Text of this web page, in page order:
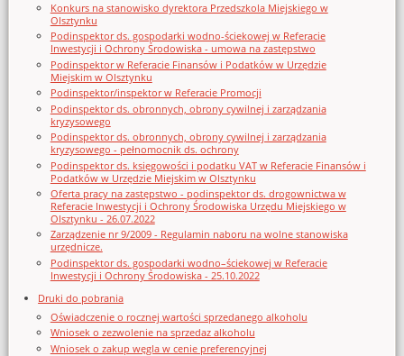
Konkurs na stanowisko dyrektora Przedszkola Miejskiego w
Olsztynku
Podinspektor ds. gospodarki wodno-ściekowej w Referacie
Inwestycji i Ochrony Środowiska - umowa na zastępstwo
Podinspektor w Referacie Finansów i Podatków w Urzędzie
Miejskim w Olsztynku
Podinspektor/inspektor w Referacie Promocji
Podinspektor ds. obronnych, obrony cywilnej i zarządzania
kryzysowego
Podinspektor ds. obronnych, obrony cywilnej i zarządzania
kryzysowego - pełnomocnik ds. ochrony
Podinspektor ds. księgowości i podatku VAT w Referacie Finansów i
Podatków w Urzędzie Miejskim w Olsztynku
Oferta pracy na zastępstwo - podinspektor ds. drogownictwa w
Referacie Inwestycji i Ochrony Środowiska Urzędu Miejskiego w
Olsztynku - 26.07.2022
Zarządzenie nr 9/2009 - Regulamin naboru na wolne stanowiska
urzędnicze.
Podinspektor ds. gospodarki wodno–ściekowej w Referacie
Inwestycji i Ochrony Środowiska - 25.10.2022
Druki do pobrania
Oświadczenie o rocznej wartości sprzedanego alkoholu
Wniosek o zezwolenie na sprzedaz alkoholu
Wniosek o zakup węgla w cenie preferencyjnej